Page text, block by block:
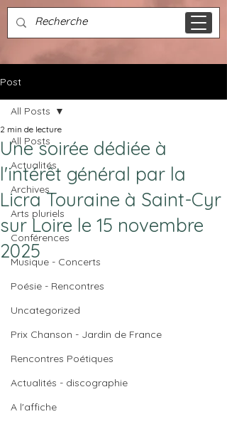
Post
All Posts
Actualités
Archives
Arts pluriels
Conférences
Musique - Concerts
Poésie - Rencontres
Uncategorized
Prix Chanson - Jardin de France
Rencontres Poétiques
Actualités - discographie
A l'affiche
All Posts
Une soirée dédiée à
l'intérêt général par la
Licra Touraine à Saint-Cyr
sur Loire le 15 novembre
2025
2 min de lecture